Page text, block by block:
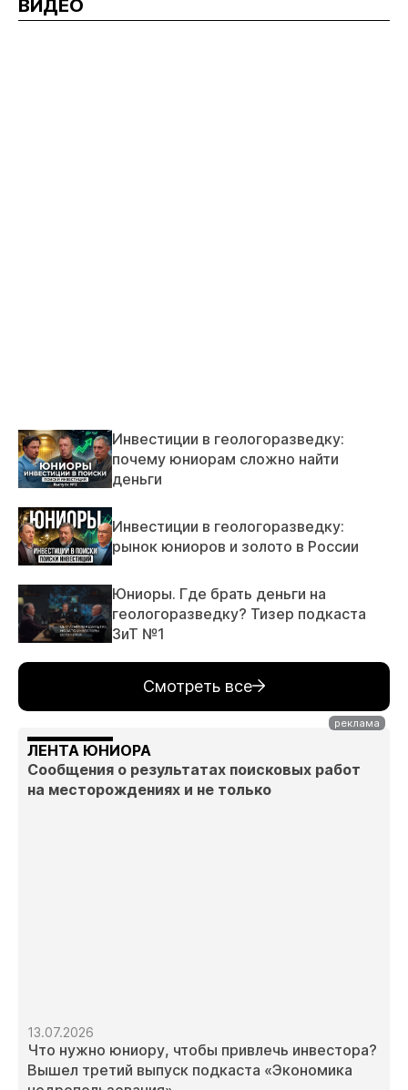
ВИДЕО
Инвестиции в геологоразведку:
почему юниорам сложно найти
деньги
Инвестиции в геологоразведку:
рынок юниоров и золото в России
Юниоры. Где брать деньги на
геологоразведку? Тизер подкаста
ЗиТ №1
Смотреть все
ЛЕНТА ЮНИОРА
Сообщения о результатах поисковых работ
на месторождениях и не только
13.07.2026
Что нужно юниору, чтобы привлечь инвестора?
Вышел третий выпуск подкаста «Экономика